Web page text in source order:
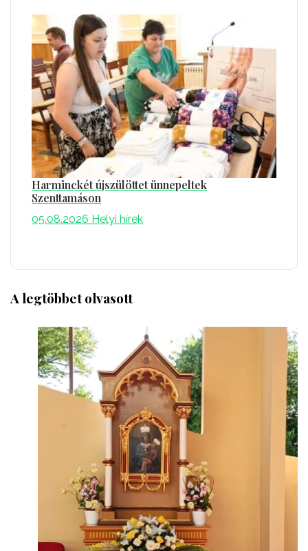
Harminckét újszülöttet ünnepeltek
Szenttamáson
05.08.2026 Helyi hírek
A legtöbbet olvasott